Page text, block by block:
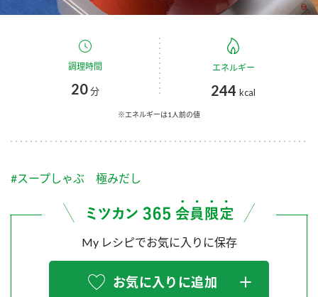
スープ
炊き込みご飯の素 米飯用調味液
Fibee
かおりの蔵
納豆のサイト
三ツ判山吹
スペシャルサイト
ミツカングループについて
企業理念
ミツカンを知る
環境への取り組み
お客様相談センター
お客様の声をいかしました
販売終了製品のご案内
よくあるご質問
調理時間
20分
エネルギー
244 kcal
※エネルギーは1人前の値
#スープしゃぶ 極みだし
My レシピでお気に入りに保存
お気に入りに追加